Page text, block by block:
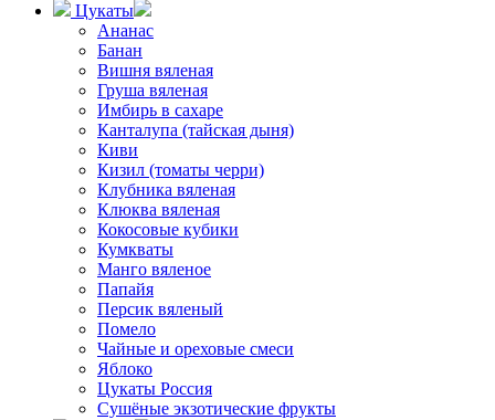
Цукаты
Ананас
Банан
Вишня вяленая
Груша вяленая
Имбирь в сахаре
Канталупа (тайская дыня)
Киви
Кизил (томаты черри)
Клубника вяленая
Клюква вяленая
Кокосовые кубики
Кумкваты
Манго вяленое
Папайя
Персик вяленый
Помело
Чайные и ореховые смеси
Яблоко
Цукаты Россия
Сушёные экзотические фрукты